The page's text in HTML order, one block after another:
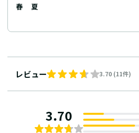
春 夏
レビュー 3.70 (11件)
3.70